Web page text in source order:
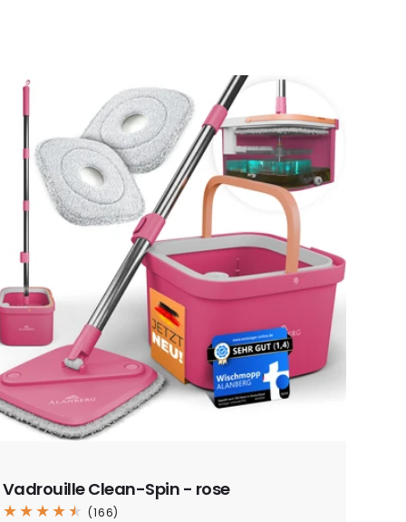
Vadrouille Clean-Spin - rose
(166)